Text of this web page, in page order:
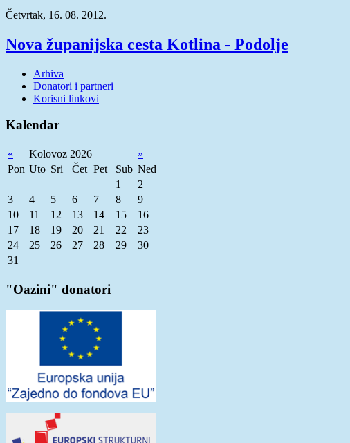
Četvrtak, 16. 08. 2012.
Nova županijska cesta Kotlina - Podolje
Arhiva
Donatori i partneri
Korisni linkovi
Kalendar
« Kolovoz 2026
»
Pon Uto Sri Čet Pet Sub Ned
1
2
3
4 5 6 7 8
9
10
11 12 13 14 15
16
17
18 19 20 21 22
23
24
25 26 27 28 29
30
31
"Oazini" donatori